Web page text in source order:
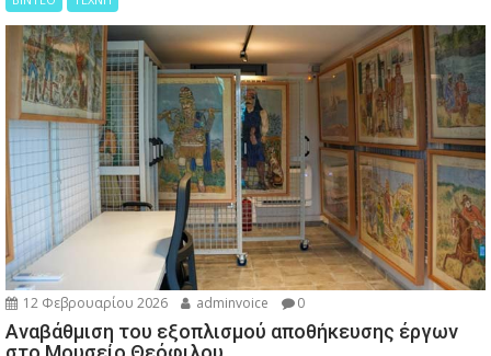
12 Φεβρουαρίου 2026 adminvoice 0
Αναβάθμιση του εξοπλισμού αποθήκευσης έργων